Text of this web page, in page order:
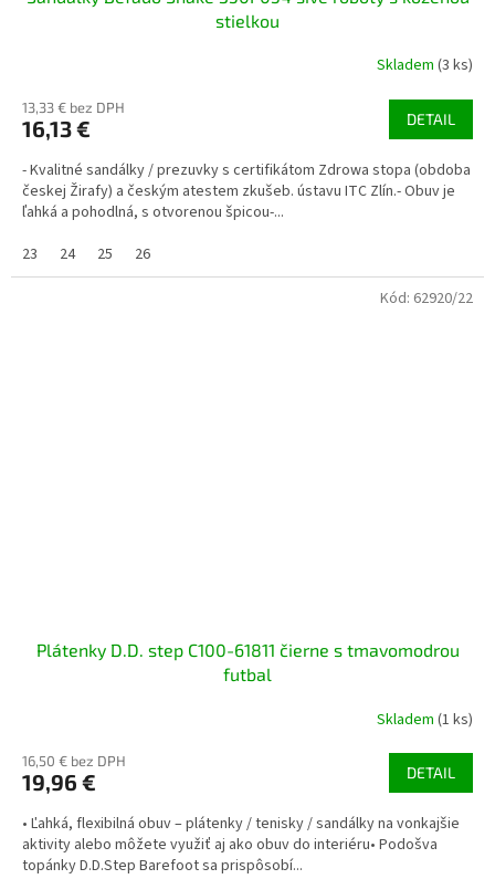
stielkou
Skladem (3 ks)
13,33 € bez DPH
16,13 € DETAIL
- Kvalitné sandálky / prezuvky s certifikátom Zdrowa stopa (obdoba
českej Žirafy) a českým atestem zkušeb. ústavu ITC Zlín.- Obuv je
ľahká a pohodlná, s otvorenou špicou-...
23
24 25 26
Plátenky D.D. step C100-61811 čierne s tmavomodrou
futbal
Skladem (1 ks)
16,50 € bez DPH
19,96 € DETAIL
• Ľahká, flexibilná obuv – plátenky / tenisky / sandálky na vonkajšie
aktivity alebo môžete využiť aj ako obuv do interiéru• Podošva
topánky D.D.Step Barefoot sa prispôsobí...
Kód: 62920/22